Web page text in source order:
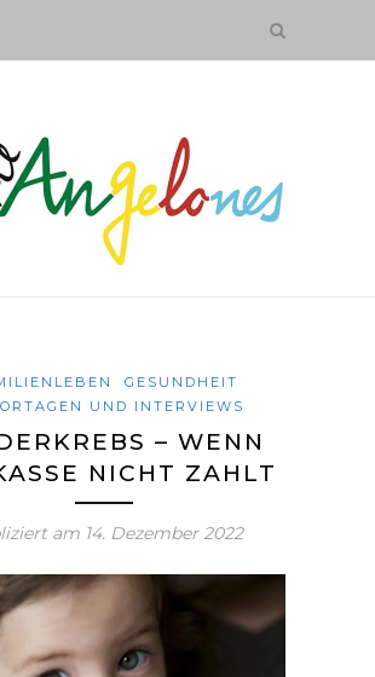
GESUNDHEIT
UND INTERVIEWS
– WENN
NICHT ZAHLT
am 14. Dezember 2022